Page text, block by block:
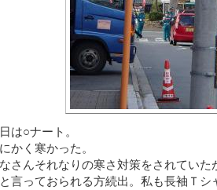
は○ナート。
かく寒かった。
さんそれなりの寒さ対策をされていた
言っておられる方続出。私も長袖Ｔ